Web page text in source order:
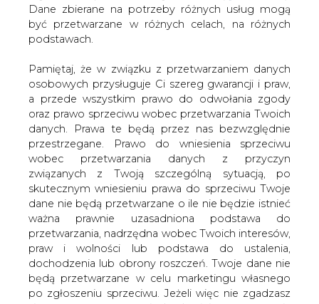
Dane zbierane na potrzeby różnych usług mogą
być przetwarzane w różnych celach, na różnych
podstawach.
Pamiętaj, że w związku z przetwarzaniem danych
osobowych przysługuje Ci szereg gwarancji i praw,
a przede wszystkim prawo do odwołania zgody
oraz prawo sprzeciwu wobec przetwarzania Twoich
danych. Prawa te będą przez nas bezwzględnie
przestrzegane. Prawo do wniesienia sprzeciwu
wobec przetwarzania danych z przyczyn
związanych z Twoją szczególną sytuacją, po
skutecznym wniesieniu prawa do sprzeciwu Twoje
dane nie będą przetwarzane o ile nie będzie istnieć
ważna prawnie uzasadniona podstawa do
przetwarzania, nadrzędna wobec Twoich interesów,
praw i wolności lub podstawa do ustalenia,
dochodzenia lub obrony roszczeń. Twoje dane nie
będą przetwarzane w celu marketingu własnego
po zgłoszeniu sprzeciwu. Jeżeli więc nie zgadzasz
Hitachi Energy ma w Niemczech
nowy kontrakt na 2 mld euro
Firma Hitachi Energy podpisała umowy